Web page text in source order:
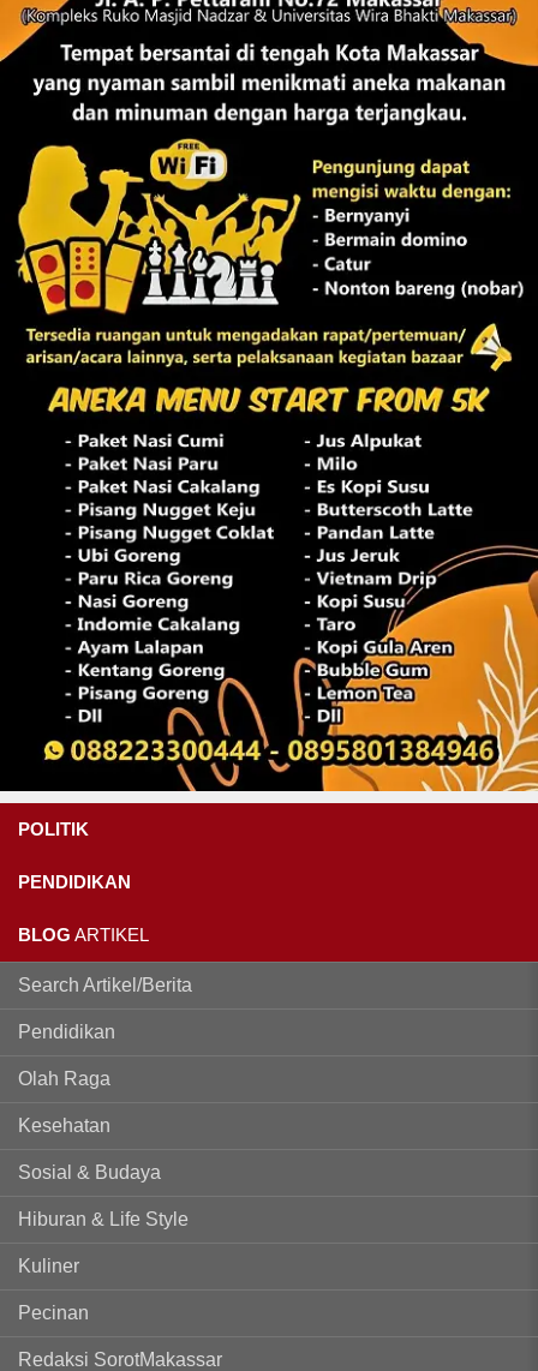
POLITIK
PENDIDIKAN
BLOG ARTIKEL
Search Artikel/Berita
Pendidikan
Olah Raga
Kesehatan
Sosial & Budaya
Hiburan & Life Style
Kuliner
Pecinan
Redaksi SorotMakassar